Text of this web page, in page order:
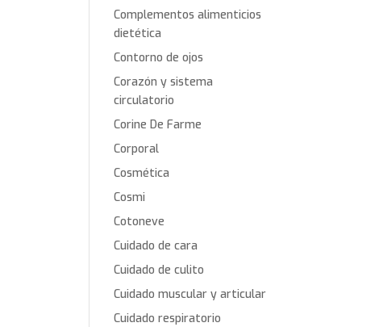
Complementos alimenticios
dietética
Contorno de ojos
Corazón y sistema
circulatorio
Corine De Farme
Corporal
Cosmética
Cosmi
Cotoneve
Cuidado de cara
Cuidado de culito
Cuidado muscular y articular
Cuidado respiratorio